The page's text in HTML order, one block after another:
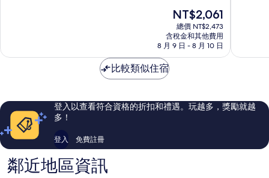
評
現
在
價
格
為
NT$2,061
總價 NT$2,473
含稅金和其他費用
8 月 9 日 - 8 月 10 日
錯
評
論
比較類似住宿
登入以查看符合資格的折扣和禮遇。玩越多，獎勵就越
多！
登入 免費註冊
鄰近地區資訊